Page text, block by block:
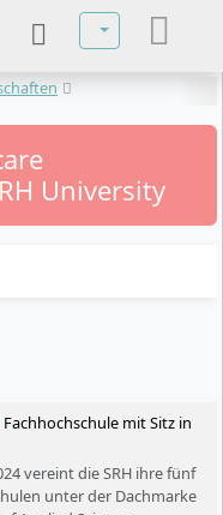
Sprache
University
Fachhochschule mit Sitz in
vereint die SRH ihre fünf
unter der Dachmarke